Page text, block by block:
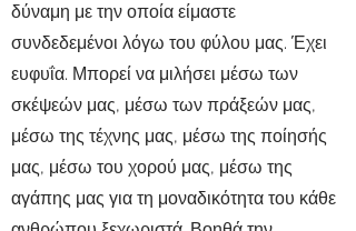
δύναμη με την οποία είμαστε
συνδεδεμένοι λόγω του φύλου μας. Έχει
ευφυΐα. Μπορεί να μιλήσει μέσω των
σκέψεών μας, μέσω των πράξεών μας,
μέσω της τέχνης μας, μέσω της ποίησής
μας, μέσω του χορού μας, μέσω της
αγάπης μας για τη μοναδικότητα του κάθε